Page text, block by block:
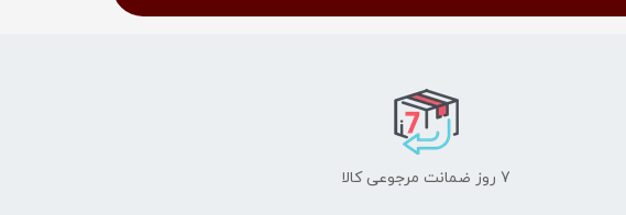
7 روز ضمانت مرجوعی کالا